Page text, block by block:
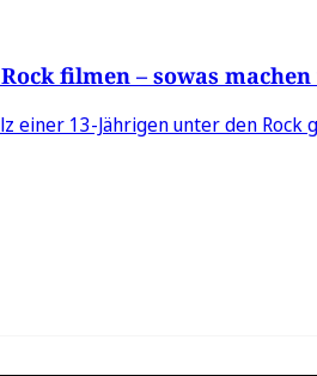
filmen – sowas
einer 13-Jährigen unter den